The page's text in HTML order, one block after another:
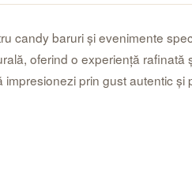
candy baruri și evenimente
oferind o experiență rafinată
prin gust autentic